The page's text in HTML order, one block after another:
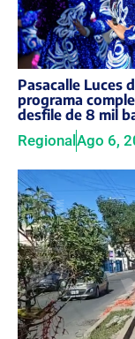
Pasacalle Luces
programa
desfile de 8 mil
Regional Ago 6,